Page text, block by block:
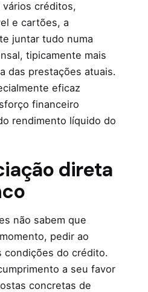
vários créditos,
e cartões, a
juntar tudo numa
tipicamente mais
das prestações atuais.
eficaz
financeiro
rendimento líquido do
direta
não sabem que
pedir ao
condições do crédito.
a seu favor
concretas de